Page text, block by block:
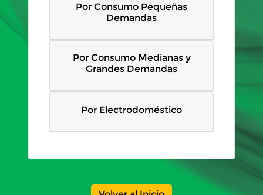
Por Consumo Pequeñas
Demandas
Por Consumo Medianas y
Grandes Demandas
Por Electrodoméstico